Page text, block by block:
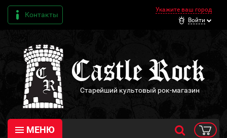
Контакты
Укажите ваш город
Войти
Старейший культовый рок-магазин
МЕНЮ